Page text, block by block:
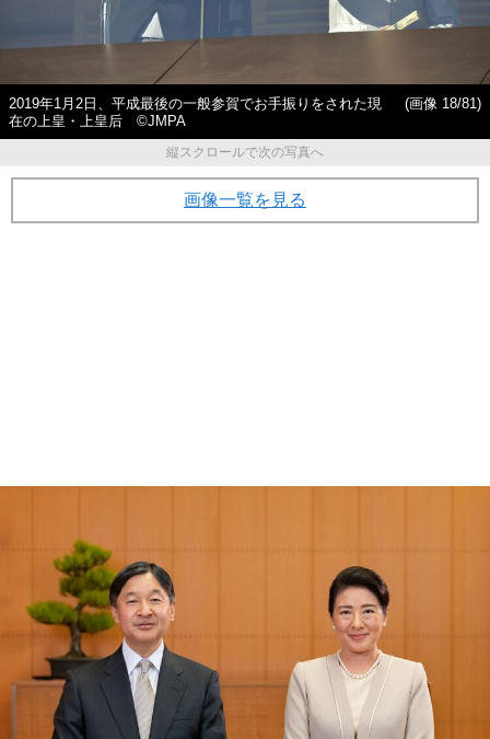
2019年1月2日、平成最後の一般参賀でお手振りをされた現
在の上皇・上皇后 ©JMPA
(画像 18/81)
縦スクロールで次の写真へ
画像一覧を見る